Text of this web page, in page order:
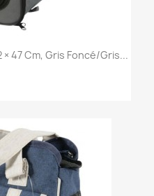
× 47 Cm, Gris Foncé/gris...